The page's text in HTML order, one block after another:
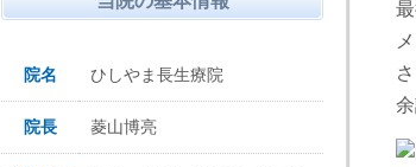
院名 ひしやま長生療院
院長 菱山博亮